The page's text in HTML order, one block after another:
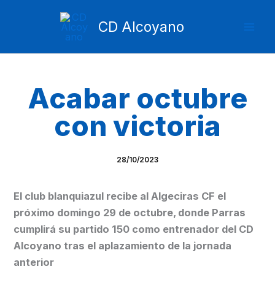
CD Alcoyano
Acabar octubre
con victoria
28/10/2023
El club blanquiazul recibe al Algeciras CF el
próximo domingo 29 de octubre, donde Parras
cumplirá su partido 150 como entrenador del CD
Alcoyano tras el aplazamiento de la jornada
anterior